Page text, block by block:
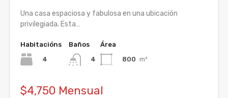
Una casa espaciosa y fabulosa en una ubicación
privilegiada. Esta…
Habitacións
4
Baños
4
Área
800 m²
$4,750 Mensual